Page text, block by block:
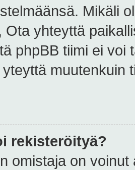
Mikäli
Ota yhteyttä
phpBB tiimi ei
muutenkuin
rekisteröityä?
omistaja on